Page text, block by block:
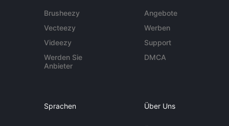
Brusheezy
Vecteezy
Videezy
Werden Sie
Anbieter
Angebote
Werben
Support
DMCA
Sprachen Über Uns